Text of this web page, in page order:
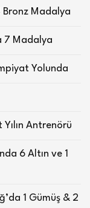
Bronz Madalya
7 Madalya
Yolunda
Antrenörü
6 Altın ve 1
1 Gümüş & 2